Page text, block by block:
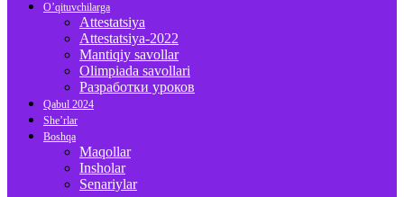
O’qituvchilarga
Attestatsiya
Attestatsiya-2022
Mantiqiy savollar
Olimpiada savollari
Разработки уроков
Qabul 2024
She’rlar
Boshqa
Maqollar
Insholar
Senariylar